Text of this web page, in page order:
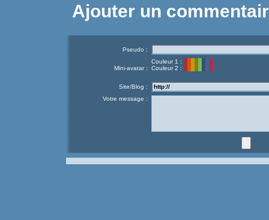
Ajouter un
Pseudo :
Mini-avatar :
Couleur 1 :
Couleur 2 :
Site/Blog :
Votre message :